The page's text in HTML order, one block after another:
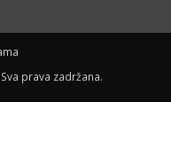
prava zadržana.